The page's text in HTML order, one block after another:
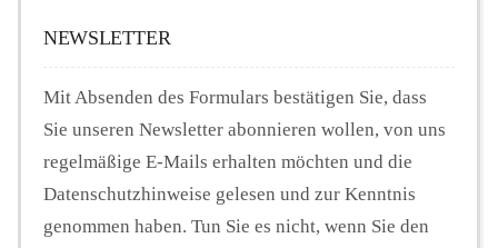
NEWSLETTER
Mit Absenden des Formulars bestätigen Sie, dass
Sie unseren Newsletter abonnieren wollen, von uns
regelmäßige E-Mails erhalten möchten und die
Datenschutzhinweise gelesen und zur Kenntnis
genommen haben. Tun Sie es nicht, wenn Sie den